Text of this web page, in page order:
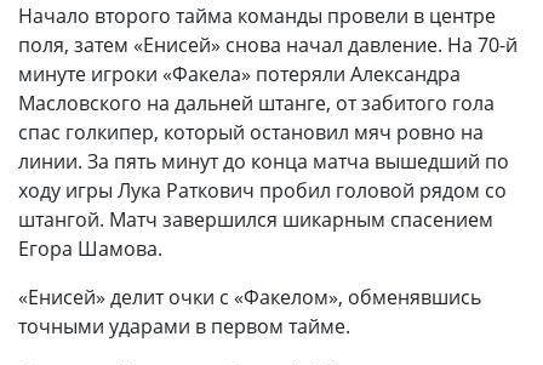
Начало второго тайма команды провели в центре
поля, затем «Енисей» снова начал давление. На 70-й
минуте игроки «Факела» потеряли Александра
Масловского на дальней штанге, от забитого гола
спас голкипер, который остановил мяч ровно на
линии. За пять минут до конца матча вышедший по
ходу игры Лука Раткович пробил головой рядом со
штангой. Матч завершился шикарным спасением
Егора Шамова.
«Енисей» делит очки с «Факелом», обменявшись
точными ударами в первом тайме.